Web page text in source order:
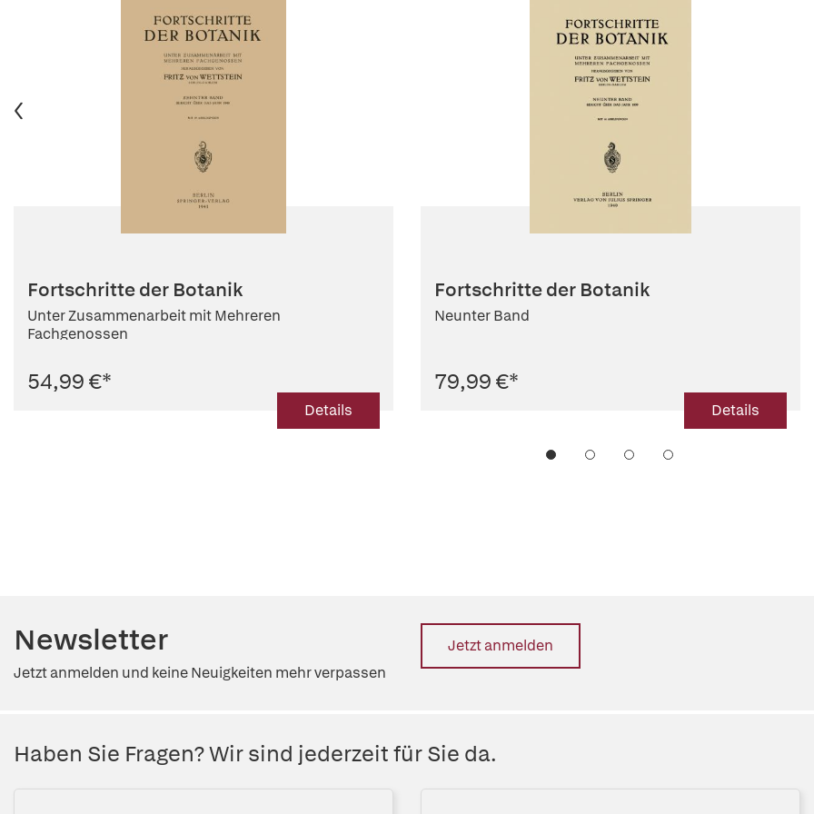
Fortschritte der Botanik
Unter Zusammenarbeit mit Mehreren
Fachgenossen
54,99 €*
Details
Fortschritte der Botanik
Neunter Band
79,99 €*
Details
Newsletter
Jetzt anmelden und keine Neuigkeiten mehr verpassen
Jetzt anmelden
Haben Sie Fragen? Wir sind jederzeit für Sie da.